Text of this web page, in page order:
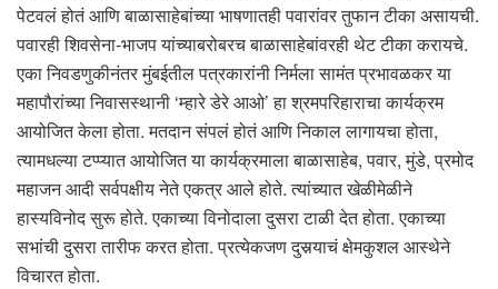
पेटवलं होतं आणि बाळासाहेबांच्या भाषणातही पवारांवर तुफान टीका असायची.
पवारही शिवसेना-भाजप यांच्याबरोबरच बाळासाहेबांवरही थेट टीका करायचे.
एका निवडणुकीनंतर मुंबईतील पत्रकारांनी निर्मला सामंत प्रभावळकर या
महापौरांच्या निवासस्थानी ‘म्हारे डेरे आओ’ हा श्रमपरिहाराचा कार्यक्रम
आयोजित केला होता. मतदान संपलं होतं आणि निकाल लागायचा होता,
त्यामधल्या टप्प्यात आयोजित या कार्यक्रमाला बाळासाहेब, पवार, मुंडे, प्रमोद
महाजन आदी सर्वपक्षीय नेते एकत्र आले होते. त्यांच्यात खेळीमेळीने
हास्यविनोद सुरू होते. एकाच्या विनोदाला दुसरा टाळी देत होता. एकाच्या
सभांची दुसरा तारीफ करत होता. प्रत्येकजण दुसर्‍याचं क्षेमकुशल आस्थेने
विचारत होता.